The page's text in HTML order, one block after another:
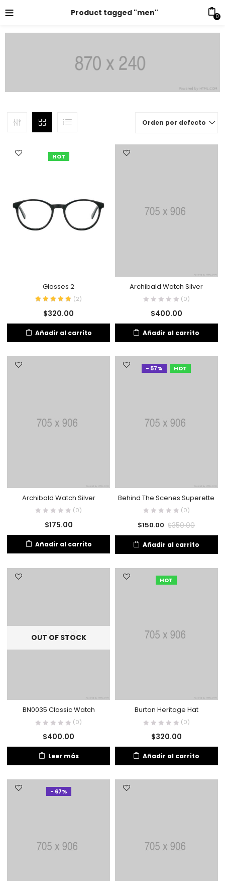
Product tagged "men" 0
Orden por defecto
HOT
Glasses 2
(2)
$320.00
Añadir al carrito
Archibald Watch Silver
(0)
$400.00
Añadir al carrito
Archibald Watch Silver
(0)
$175.00
Añadir al carrito
- 57% HOT
Behind The Scenes Superette
(0)
$150.00 $350.00
Añadir al carrito
OUT OF STOCK
BN0035 Classic Watch
(0)
$400.00
Leer más
HOT
Burton Heritage Hat
(0)
$320.00
Añadir al carrito
- 67%